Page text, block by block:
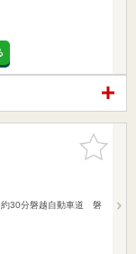
お気に入
りに追加
約30分磐越自動車道 磐